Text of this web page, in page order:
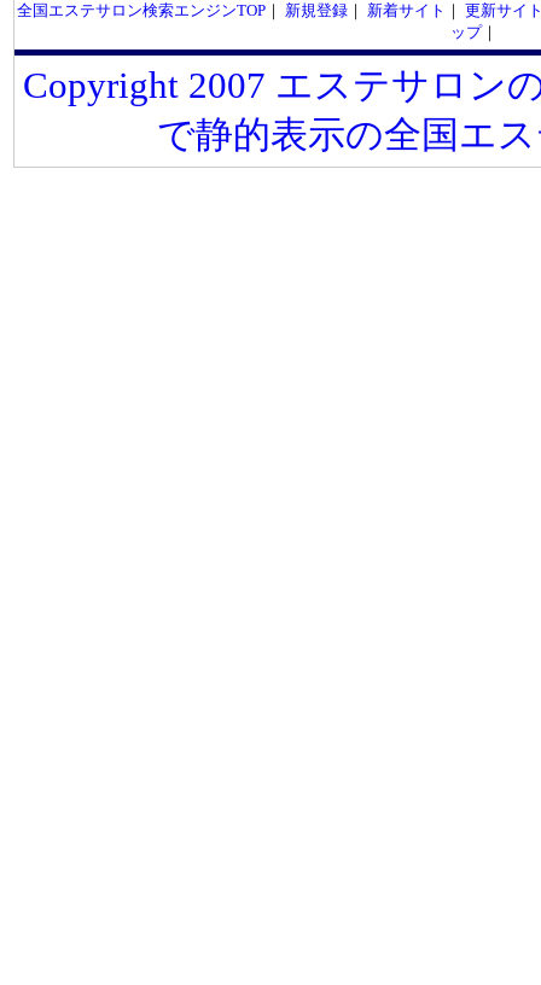
全国エステサロン検索エンジンTOP｜ 新規登録｜ 新着サイト ｜ 更新サイ
ップ｜
Copyright 2007 エステサロン
で静的表示の全国エ